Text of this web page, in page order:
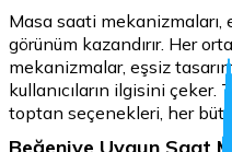
Masa saati
görünüm kazandırır. Her
mekanizmalar, eşsiz
kullanıcıların ilgisini çeker.
toptan seçenekleri, her